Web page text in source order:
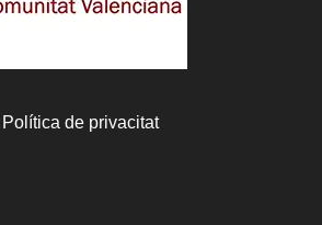
Política de privacitat